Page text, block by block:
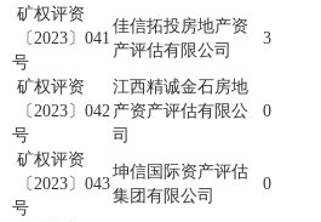
矿权评资
〔2023〕041
号
佳信拓投房地产资
产评估有限公司
3
矿权评资
〔2023〕042
号
江西精诚金石房地
产资产评估有限公
司
0
矿权评资
〔2023〕043
号
坤信国际资产评估
集团有限公司
0